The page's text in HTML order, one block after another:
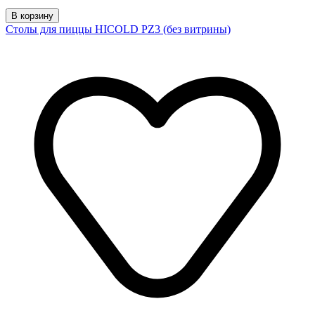
В корзину
Столы для пиццы HICOLD PZ3 (без витрины)